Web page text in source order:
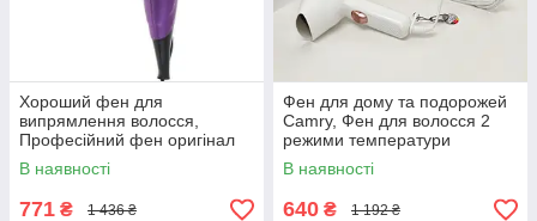
Хороший фен для
випрямлення волосся,
Професійний фен оригінал
Хороший для волосся HQ-12
В наявності
771 ₴ 1 436 ₴
Фен для дому та подорожей
Camry, Фен для волосся 2
режими температури
красивої укладки волосся KI-
36
В наявності
640 ₴ 1 192 ₴